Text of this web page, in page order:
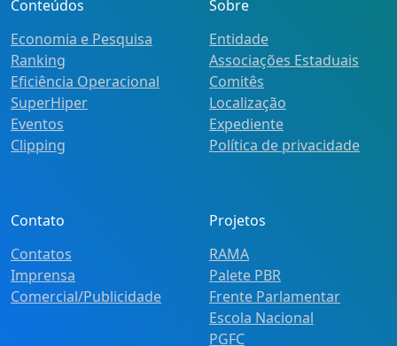
Conteúdos
Economia e Pesquisa
Ranking
Eficiência Operacional
SuperHiper
Eventos
Clipping
Sobre
Entidade
Associações Estaduais
Comitês
Localização
Expediente
Política de privacidade
Contato
Contatos
Imprensa
Comercial/Publicidade
Projetos
RAMA
Palete PBR
Frente Parlamentar
Escola Nacional
PGFC